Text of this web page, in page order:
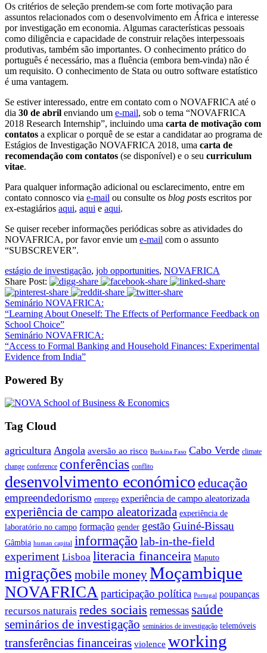
Os critérios de seleção prendem-se com forte motivação para
assuntos relacionados com o desenvolvimento em África e interesse
por investigação em economia. Algumas características pessoais
como diligência e capacidade de construir relações interpessoais
produtivas, também são importantes. O conhecimento prático do
português é necessário, mas a fluência (embora bem-vinda) não é
um requisito. O conhecimento de Stata ou outro software estatístico
é uma vantagem.
Se estiver interessado, entre em contato com o NOVAFRICA até o
dia 30 de abril enviando um e-mail, sob o tema “NOVAFRICA
2018 Research Internship”, incluindo uma carta de motivação com
contatos a explicar o porquê de se estar a candidatar ao programa de
Estágios de Investigação NOVAFRICA 2018, uma carta de
recomendação com contatos (se disponível) e o seu curriculum
vitae.
Para qualquer informação adicional ou esclarecimento, entre em
contato connosco via e-mail ou consulte os blog posts escritos por
ex-estagiários aqui, aqui e aqui.
Se quiser receber informações periódicas sobre as atividades do
NOVAFRICA, por favor envie um e-mail com o assunto
“SUBSCREVER”.
estágio de investigação, job opportunities, NOVAFRICA
Share Post:
Seminário NOVAFRICA:
“Learning About Oneself: The Effects of Performance Feedback on
School Choice”
Seminário NOVAFRICA:
“Access to Formal Banking and Household Finances: Experimental
Evidence from India”
Powered By
Tag Cloud
agricultura Angola aversão ao risco Burkina Faso Cabo Verde climate
change conference conferências conflito
desenvolvimento económico educação
empreendedorismo emprego experiência de campo aleatorizada
experiência de campo aleatorizada experiência de
laboratório no campo formação gender gestão Guiné-Bissau
Gâmbia human capital informação lab-in-the-field
experiment Lisboa literacia financeira Maputo
migrações mobile moneyMoçambique
NOVAFRICA participação política Portugal poupanças
recursos naturais redes sociais remessas saúde
seminários de investigação seminários de investigação telemóveis
transferências financeiras violence working